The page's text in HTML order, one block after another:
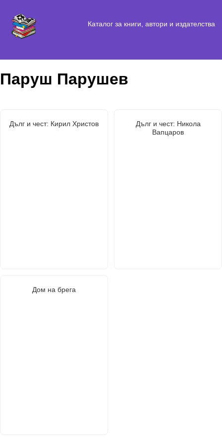
Каталог за книги, автори и издателства
Паруш Парушев
Дълг и чест: Кирил Христов
Дълг и чест: Никола
Вапцаров
Дом на брега